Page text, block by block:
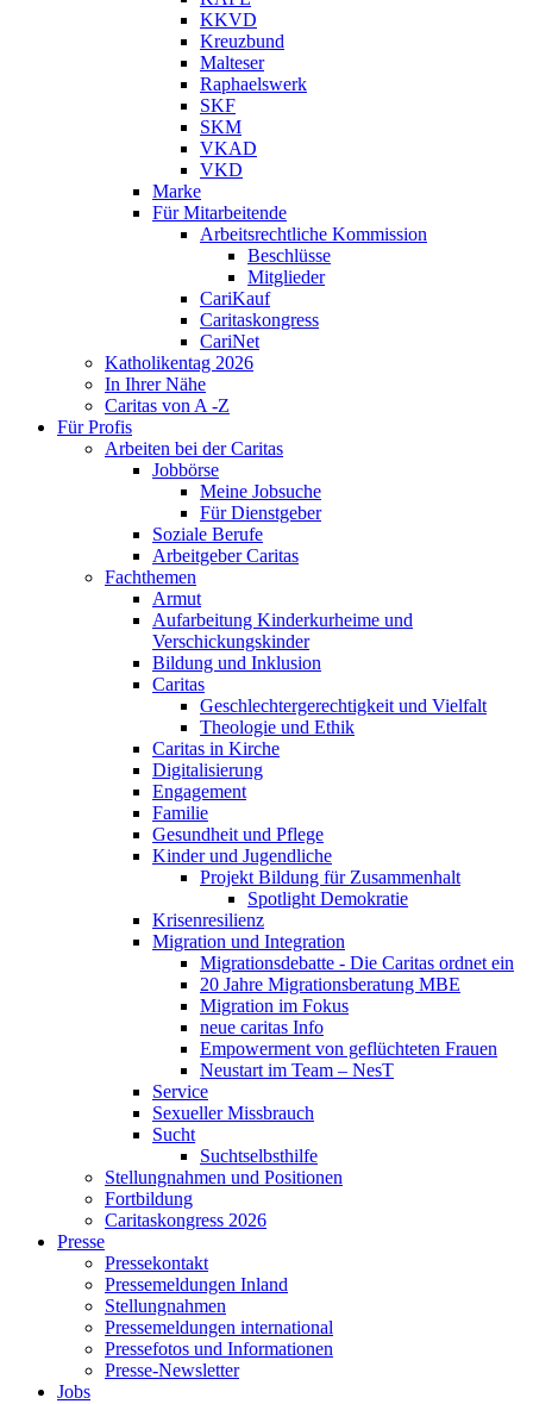
KKVD
Kreuzbund
Malteser
Raphaelswerk
SKF
SKM
VKAD
VKD
Marke
Für Mitarbeitende
Arbeitsrechtliche Kommission
Beschlüsse
Mitglieder
CariKauf
Caritaskongress
CariNet
Katholikentag 2026
In Ihrer Nähe
Caritas von A -Z
Für Profis
Arbeiten bei der Caritas
Jobbörse
Meine Jobsuche
Für Dienstgeber
Soziale Berufe
Arbeitgeber Caritas
Fachthemen
Armut
Aufarbeitung Kinderkurheime und
Verschickungskinder
Bildung und Inklusion
Caritas
Geschlechtergerechtigkeit und Vielfalt
Theologie und Ethik
Caritas in Kirche
Digitalisierung
Engagement
Familie
Gesundheit und Pflege
Kinder und Jugendliche
Projekt Bildung für Zusammenhalt
Spotlight Demokratie
Krisenresilienz
Migration und Integration
Migrationsdebatte - Die Caritas ordnet ein
20 Jahre Migrationsberatung MBE
Migration im Fokus
neue caritas Info
Empowerment von geflüchteten Frauen
Neustart im Team – NesT
Service
Sexueller Missbrauch
Sucht
Suchtselbsthilfe
Stellungnahmen und Positionen
Fortbildung
Caritaskongress 2026
Presse
Pressekontakt
Pressemeldungen Inland
Stellungnahmen
Pressemeldungen international
Pressefotos und Informationen
Presse-Newsletter
Jobs